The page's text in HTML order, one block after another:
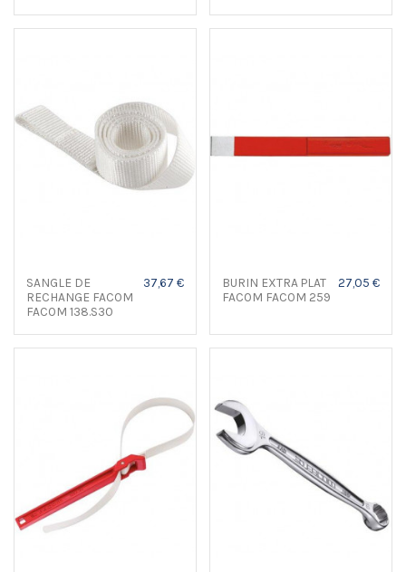
SANGLE DE
RECHANGE FACOM
FACOM 138.S30
37,67 €
BURIN EXTRA PLAT
FACOM FACOM 259
27,05 €